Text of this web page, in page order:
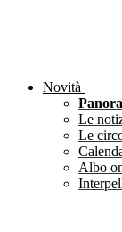
Novità
Le
Le
Albo